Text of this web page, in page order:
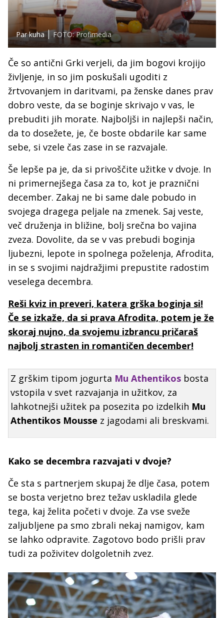
Par kuha FOTO: Profimedia
Če so antični Grki verjeli, da jim bogovi krojijo
življenje, in so jim poskušali ugoditi z
žrtvovanjem in daritvami, pa ženske danes prav
dobro veste, da se boginje skrivajo v vas, le
prebuditi jih morate. Najboljši in najlepši način,
da to dosežete, je, če boste obdarile kar same
sebe, si vzele čas zase in se razvajale.
Še lepše pa je, da si privoščite užitke v dvoje. In
ni primernejšega časa za to, kot je praznični
december. Zakaj ne bi same dale pobudo in
svojega dragega peljale na zmenek. Saj veste,
več druženja in bližine, bolj srečna bo vajina
zveza. Dovolite, da se v vas prebudi boginja
ljubezni, lepote in spolnega poželenja, Afrodita,
in se s svojimi najdražjimi prepustite radostim
veselega decembra.
Reši kviz in preveri, katera grška boginja si!
Če se izkaže, da si prava Afrodita, potem je že
skoraj nujno, da svojemu izbrancu pričaraš
najbolj strasten in romantičen december!
Z grškim tipom jogurta Mu Athentikos bosta
vstopila v svet razvajanja in užitkov, za
lahkotnejši užitek pa posezita po izdelkih Mu
Athentikos Mousse z jagodami ali breskvami.
Kako se decembra razvajati v dvoje?
Če sta s partnerjem skupaj že dlje časa, potem
se bosta verjetno brez težav uskladila glede
tega, kaj želita početi v dvoje. Za vse sveže
zaljubljene pa smo zbrali nekaj namigov, kam
se lahko odpravite. Zagotovo bodo prišli prav
tudi za poživitev dolgoletnih zvez.